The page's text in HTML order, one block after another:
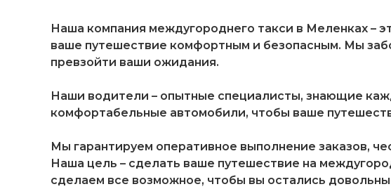
Наша компания междугороднего такси в Меленках –
ваше путешествие комфортным и безопасным. Мы
превзойти ваши ожидания.
Наши водители – опытные специалисты, знающие
комфортабельные автомобили, чтобы ваше
Мы гарантируем оперативное выполнение заказов,
Наша цель – сделать ваше путешествие на
сделаем все возможное, чтобы вы остались